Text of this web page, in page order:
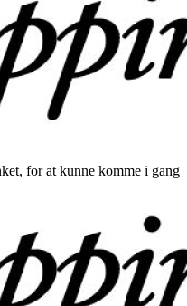
for at kunne komme i gang